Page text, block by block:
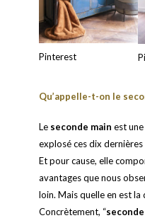
Pinterest
Qu’appelle-t-on le
Le seconde main est
explosé ces dix dernières
Et pour cause, elle
avantages que nous
loin. Mais quelle en est la
Concrètement, “